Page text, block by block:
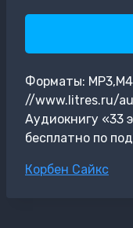
Форматы:
//www.litres.ru/
Аудиокнигу «33
бесплатно по
Метки
Корбен Сайкс